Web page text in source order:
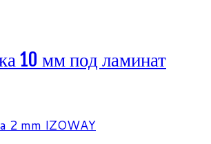
10 мм под ламинат